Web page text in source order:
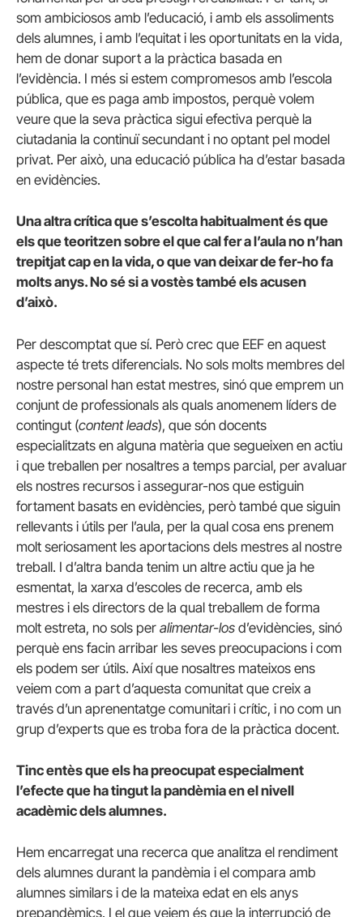
som ambiciosos amb l’educació, i amb els assoliments
dels alumnes, i amb l’equitat i les oportunitats en la vida,
hem de donar suport a la pràctica basada en
l’evidència. I més si estem compromesos amb l’escola
pública, que es paga amb impostos, perquè volem
veure que la seva pràctica sigui efectiva perquè la
ciutadania la continuï secundant i no optant pel model
privat. Per això, una educació pública ha d’estar basada
en evidències.
Una altra crítica que s’escolta habitualment és que
els que teoritzen sobre el que cal fer a l’aula no n’han
trepitjat cap en la vida, o que van deixar de fer-ho fa
molts anys. No sé si a vostès també els acusen
d’això.
Per descomptat que sí. Però crec que EEF en aquest
aspecte té trets diferencials. No sols molts membres del
nostre personal han estat mestres, sinó que emprem un
conjunt de professionals als quals anomenem líders de
contingut (content leads), que són docents
especialitzats en alguna matèria que segueixen en actiu
i que treballen per nosaltres a temps parcial, per avaluar
els nostres recursos i assegurar-nos que estiguin
fortament basats en evidències, però també que siguin
rellevants i útils per l’aula, per la qual cosa ens prenem
molt seriosament les aportacions dels mestres al nostre
treball. I d’altra banda tenim un altre actiu que ja he
esmentat, la xarxa d’escoles de recerca, amb els
mestres i els directors de la qual treballem de forma
molt estreta, no sols per alimentar-los d’evidències, sinó
perquè ens facin arribar les seves preocupacions i com
els podem ser útils. Així que nosaltres mateixos ens
veiem com a part d’aquesta comunitat que creix a
través d’un aprenentatge comunitari i crític, i no com un
grup d’experts que es troba fora de la pràctica docent.
Tinc entès que els ha preocupat especialment
l’efecte que ha tingut la pandèmia en el nivell
acadèmic dels alumnes.
Hem encarregat una recerca que analitza el rendiment
dels alumnes durant la pandèmia i el compara amb
alumnes similars i de la mateixa edat en els anys
prepandèmics. I el que veiem és que la interrupció de